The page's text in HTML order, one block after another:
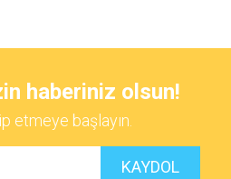
haberiniz olsun!
etmeye başlayın.
KAYDOL